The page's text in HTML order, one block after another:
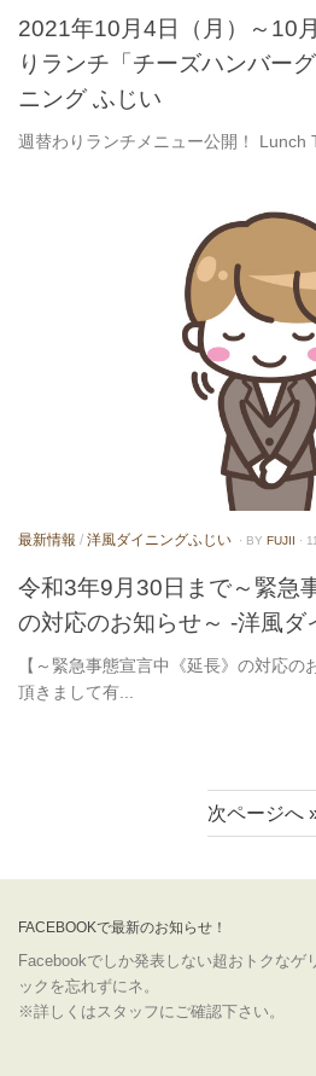
2021年10月4日（月）～10
りランチ「チーズハンバー
ニング ふじい
週替わりランチメニュー公開！ Lunch
最新情報 / 洋風ダイニングふじい · BY FUJII ·
令和3年9月30日まで～緊急
の対応のお知らせ～ -洋風ダ
【～緊急事態宣言中《延長》の対応
頂きまして有...
次ページへ
FACEBOOKで最新のお知らせ！
Facebookでしか発表しない超おトクなゲ
ックを忘れずにネ。
※詳しくはスタッフにご確認下さい。